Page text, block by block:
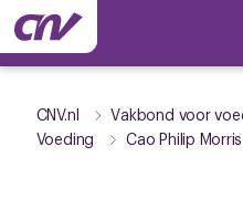
CNV.nl
Vakbond voor
Voeding
Cao Philip Morris